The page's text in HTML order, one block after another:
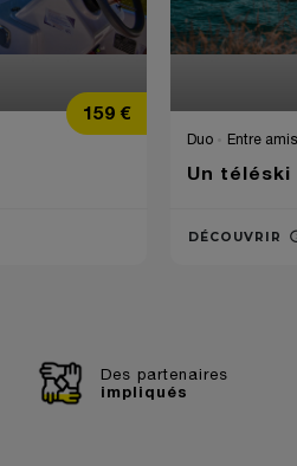
Prix159 €
Duo Entre amis
Un
DÉCOUVRIR
Des partenaires
impliqués